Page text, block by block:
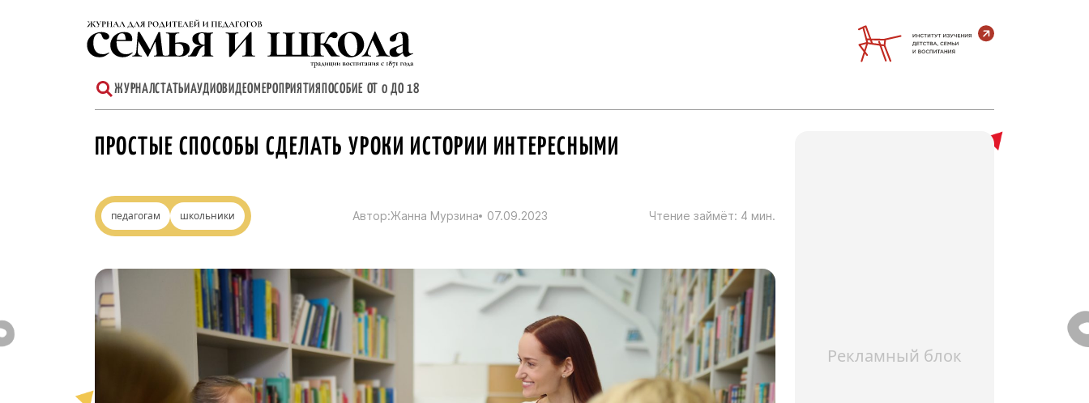
содержимому
ЖУРНАЛСТАТЬИАУДИОВИДЕОМЕРОПРИЯТИЯ ПОСОБИЕ ОТ 0 ДО 18
ПРОСТЫЕ СПОСОБЫ СДЕЛАТЬ УРОКИ ИСТОРИИ ИНТЕРЕСНЫМИ
педагогам школьники Автор:Жанна Мурзина 07.09.2023 Чтение займёт: 4 мин.
Рекламный блок